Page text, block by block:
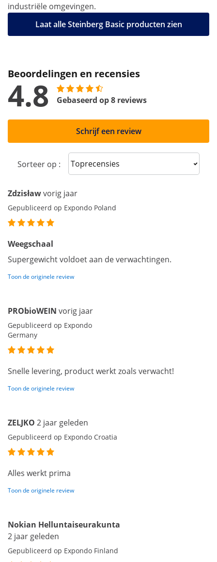
industriële omgevingen.
Laat alle Steinberg Basic producten zien
Beoordelingen en recensies
4.8 Gebaseerd op 8 reviews
Schrijf een review
Sorteer op : Sort reviews
Zdzisławvorig jaar
Gepubliceerd op Expondo Poland
Weegschaal
Supergewicht voldoet aan de verwachtingen.
Toon de originele review
PRObioWEIN vorig jaar
Gepubliceerd op Expondo
Germany
Snelle levering, product werkt zoals verwacht!
Toon de originele review
ZELJKO 2 jaar geleden
Gepubliceerd op Expondo Croatia
Alles werkt prima
Toon de originele review
Nokian Helluntaiseurakunta
2 jaar geleden
Gepubliceerd op Expondo Finland